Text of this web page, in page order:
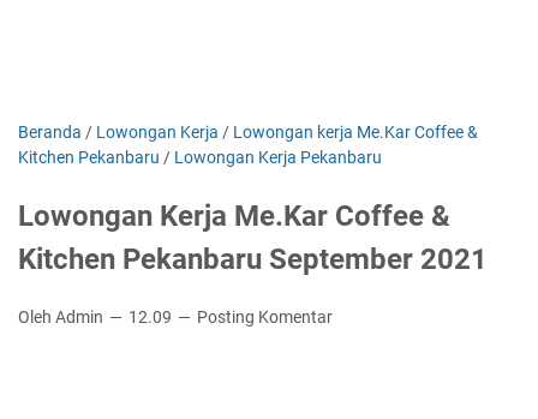
Beranda / Lowongan Kerja / Lowongan kerja Me.Kar Coffee &
Kitchen Pekanbaru / Lowongan Kerja Pekanbaru
Lowongan Kerja Me.Kar Coffee &
Kitchen Pekanbaru September 2021
Oleh Admin 12.09 Posting Komentar